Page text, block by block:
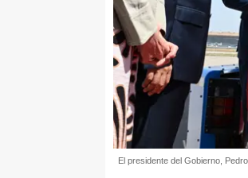
El presidente del Gobierno,